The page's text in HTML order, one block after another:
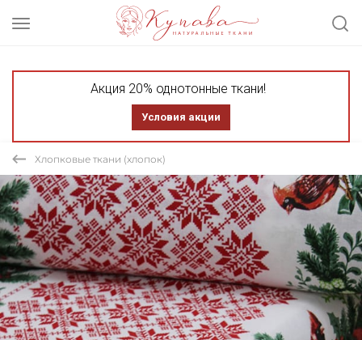
Акция 20% однотонные ткани!
Условия акции
Хлопковые ткани (хлопок)